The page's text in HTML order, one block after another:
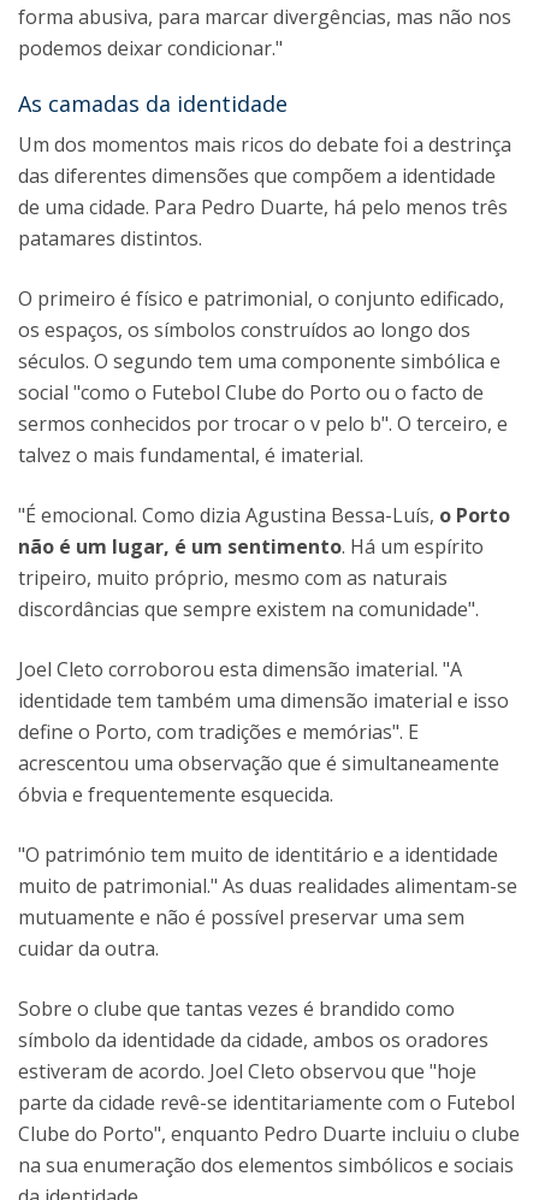
forma abusiva, para marcar divergências, mas não nos
podemos deixar condicionar."
As camadas da identidade
Um dos momentos mais ricos do debate foi a destrinça
das diferentes dimensões que compõem a identidade
de uma cidade. Para Pedro Duarte, há pelo menos três
patamares distintos.
O primeiro é físico e patrimonial, o conjunto edificado,
os espaços, os símbolos construídos ao longo dos
séculos. O segundo tem uma componente simbólica e
social "como o Futebol Clube do Porto ou o facto de
sermos conhecidos por trocar o v pelo b". O terceiro, e
talvez o mais fundamental, é imaterial.
"É emocional. Como dizia Agustina Bessa-Luís, o Porto
não é um lugar, é um sentimento. Há um espírito
tripeiro, muito próprio, mesmo com as naturais
discordâncias que sempre existem na comunidade".
Joel Cleto corroborou esta dimensão imaterial. "A
identidade tem também uma dimensão imaterial e isso
define o Porto, com tradições e memórias". E
acrescentou uma observação que é simultaneamente
óbvia e frequentemente esquecida.
"O património tem muito de identitário e a identidade
muito de patrimonial." As duas realidades alimentam-se
mutuamente e não é possível preservar uma sem
cuidar da outra.
Sobre o clube que tantas vezes é brandido como
símbolo da identidade da cidade, ambos os oradores
estiveram de acordo. Joel Cleto observou que "hoje
parte da cidade revê-se identitariamente com o Futebol
Clube do Porto", enquanto Pedro Duarte incluiu o clube
na sua enumeração dos elementos simbólicos e sociais